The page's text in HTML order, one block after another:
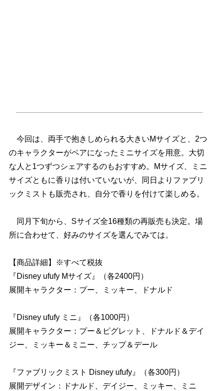
今回は、両手で抱きしめられる大きいMサイズと、2つ
のキャラクターがペアになったミニサイズを用意。大切
な人と1つずつシェアするのもおすすめ。Mサイズ、ミニ
サイズともに香りは付いていないが、同日よりファブリ
ックミストも販売され、自分で香りを付けて楽しめる。
同月下旬から、Sサイズ全16種類の再販売も決定。場
所に合わせて、好みのサイズを選んでみては。
【商品詳細】※すべて税抜
『Disney ufufy Mサイズ』（各2400円）
展開キャラクター：プー、ミッキー、ドナルド
『Disney ufufy ミニ』（各1000円）
展開キャラクター：プー＆ピグレット、ドナルド＆デイ
ジー、ミッキー＆ミニー、チップ＆デール
『ファブリックミスト Disney ufufy』（各300円）
展開デザイン：ドナルド、デイジー、ミッキー、ミニ